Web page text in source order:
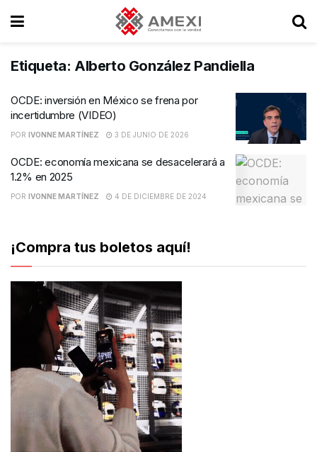
Etiqueta: Alberto González Pandiella
OCDE: inversión en México se frena por
incertidumbre (VIDEO)
POR IVONNE MARTÍNEZ 3 DE JUNIO DE 2026
OCDE: economía mexicana se desacelerará a
1.2% en 2025
POR IVONNE MARTÍNEZ 4 DE DICIEMBRE DE 2024
¡Compra tus boletos aquí!